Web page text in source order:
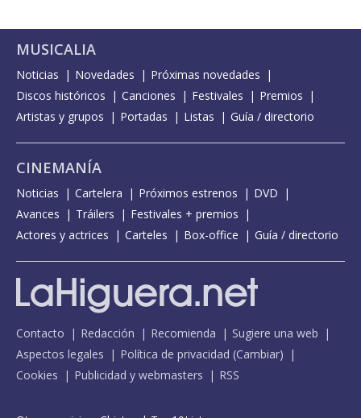
MUSICALIA
Noticias Novedades
Próximas novedades
Discos históricos
Canciones Festivales
Premios
Artistas y grupos
Portadas Listas Guía / directorio
CINEMANÍA
Noticias Cartelera Próximos estrenos
DVD
Avances
Tráilers
Festivales + premios
Actores y actrices
Carteles Box-office Guía / directorio
Contacto Redacción Recomienda
Sugiere una web
Aspectos legales
Política de privacidad (Cambiar)
Cookies
Publicidad y webmasters RSS